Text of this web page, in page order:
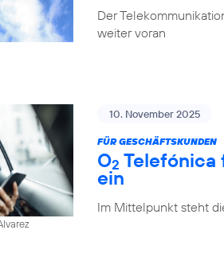
Der
weiter voran
10. November 2025
FÜR GESCHÄFTSKUNDEN
O2 Telefónica
ein
Im Mittelpunkt steht